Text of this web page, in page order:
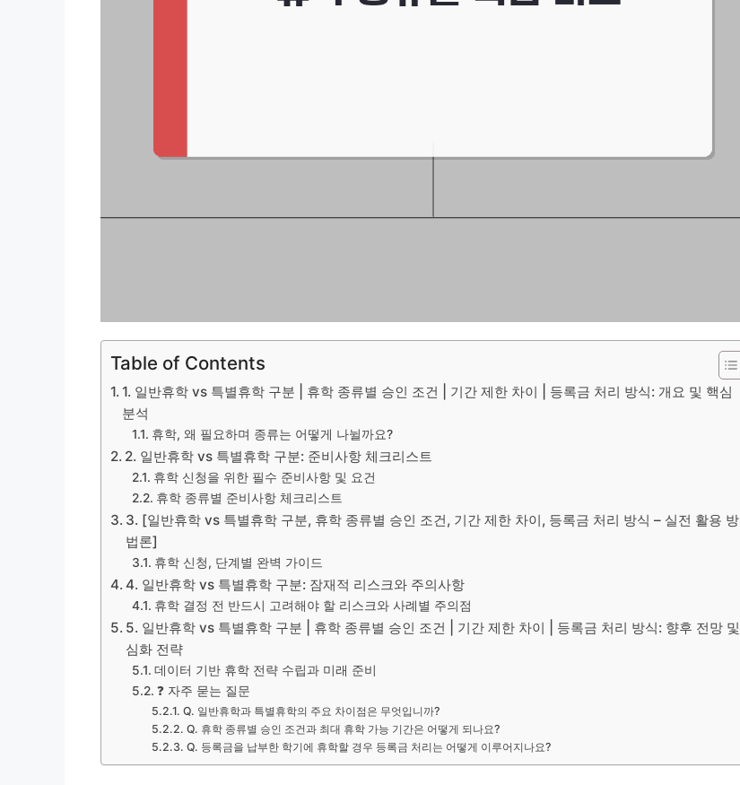
Table of Contents
1. 일반휴학 vs 특별휴학 구분 | 휴학 종류별 승인 조건 | 기간 제한 차이 | 등록금 처리 방식: 개요 및 핵심
분석
휴학, 왜 필요하며 종류는 어떻게 나뉠까요?
2. 일반휴학 vs 특별휴학 구분: 준비사항 체크리스트
휴학 신청을 위한 필수 준비사항 및 요건
휴학 종류별 준비사항 체크리스트
3. [일반휴학 vs 특별휴학 구분, 휴학 종류별 승인 조건, 기간 제한 차이, 등록금 처리 방식 – 실전 활용 방
법론]
휴학 신청, 단계별 완벽 가이드
4. 일반휴학 vs 특별휴학 구분: 잠재적 리스크와 주의사항
휴학 결정 전 반드시 고려해야 할 리스크와 사례별 주의점
5. 일반휴학 vs 특별휴학 구분 | 휴학 종류별 승인 조건 | 기간 제한 차이 | 등록금 처리 방식: 향후 전망 및
심화 전략
데이터 기반 휴학 전략 수립과 미래 준비
❓ 자주 묻는 질문
Q. 일반휴학과 특별휴학의 주요 차이점은 무엇입니까?
Q. 휴학 종류별 승인 조건과 최대 휴학 가능 기간은 어떻게 되나요?
Q. 등록금을 납부한 학기에 휴학할 경우 등록금 처리는 어떻게 이루어지나요?